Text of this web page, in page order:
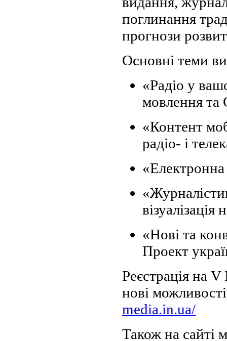
поглинання
прогнози
Основні теми
«Радіо у
мовлення та
«Контент
радіо- і
візуалізація
«Нові та
Проект
Реєстрація на
нові
media.in.ua/
Також на сайті